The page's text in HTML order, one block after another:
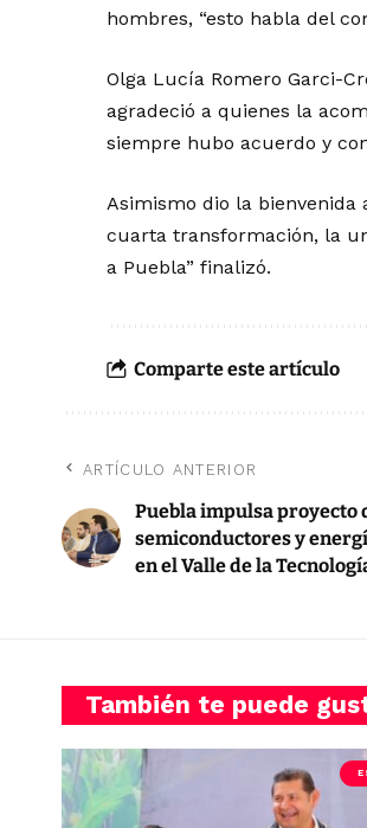
hombres, “esto habla del
Olga Lucía Romero Garci-
agradeció a quienes la
siempre hubo acuerdo y
Asimismo dio la bienvenida
cuarta transformación, la
a Puebla” finalizó.
Comparte este artículo
ARTÍCULO ANTERIOR
Puebla impulsa proyecto
semiconductores y
en el Valle de la
También te puede